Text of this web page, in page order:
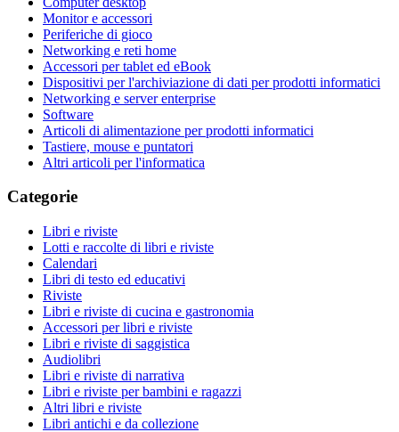
Monitor e accessori
Periferiche di gioco
Networking e reti home
Accessori per tablet ed eBook
Dispositivi per l'archiviazione di dati per prodotti informatici
Networking e server enterprise
Software
Articoli di alimentazione per prodotti informatici
Tastiere, mouse e puntatori
Altri articoli per l'informatica
Categorie
Libri e riviste
Lotti e raccolte di libri e riviste
Calendari
Libri di testo ed educativi
Riviste
Libri e riviste di cucina e gastronomia
Accessori per libri e riviste
Libri e riviste di saggistica
Audiolibri
Libri e riviste di narrativa
Libri e riviste per bambini e ragazzi
Altri libri e riviste
Libri antichi e da collezione